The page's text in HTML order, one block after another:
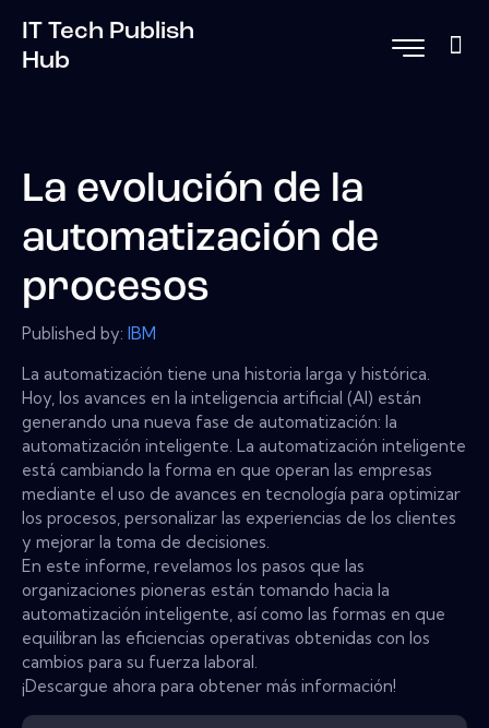
IT Tech Publish
Hub
La evolución de la
automatización de
procesos
Published by: IBM
La automatización tiene una historia larga y histórica.
Hoy, los avances en la inteligencia artificial (AI) están
generando una nueva fase de automatización: la
automatización inteligente. La automatización inteligente
está cambiando la forma en que operan las empresas
mediante el uso de avances en tecnología para optimizar
los procesos, personalizar las experiencias de los clientes
y mejorar la toma de decisiones.
En este informe, revelamos los pasos que las
organizaciones pioneras están tomando hacia la
automatización inteligente, así como las formas en que
equilibran las eficiencias operativas obtenidas con los
cambios para su fuerza laboral.
¡Descargue ahora para obtener más información!